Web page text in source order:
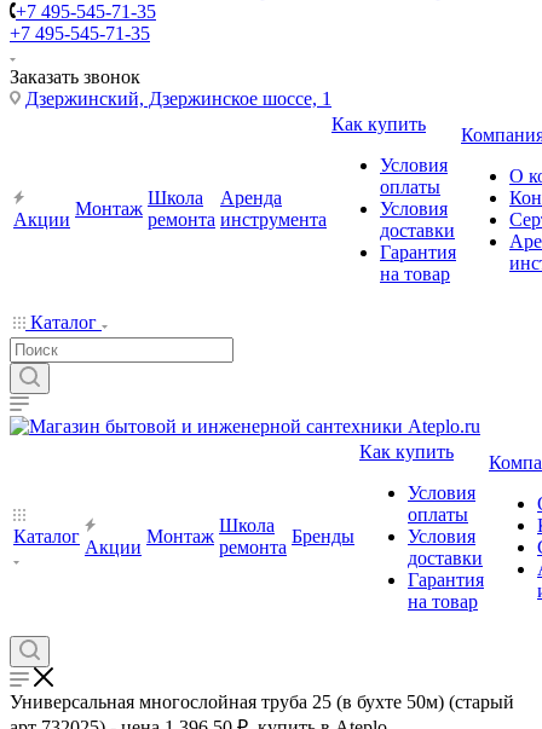
+7 495-545-71-35
+7 495-545-71-35
Заказать звонок
Дзержинский, Дзержинское шоссе, 1
Акции
Монтаж
Школа
ремонта
Аренда
инструмента
Как купить
Условия
оплаты
Условия
доставки
Гарантия
на товар
О
Каталог
Каталог
Акции
Монтаж
Школа
ремонта
Бренды
Как купить
Условия
оплаты
Условия
доставки
Гарантия
на товар
Универсальная многослойная труба 25 (в бухте 50м) (старый